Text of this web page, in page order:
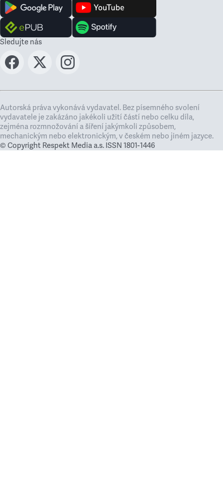
Sledujte nás
Autorská práva vykonává vydavatel. Bez písemného svolení
vydavatele je zakázáno jakékoli užití částí nebo celku díla,
zejména rozmnožování a šíření jakýmkoli způsobem,
mechanickým nebo elektronickým, v českém nebo jiném jazyce.
© Copyright Respekt Media a.s. ISSN 1801-1446